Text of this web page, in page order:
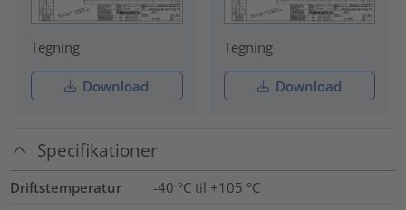
Tegning
Download
Tegning
Download
Specifikationer
Driftstemperatur
-40 °C til +105 °C